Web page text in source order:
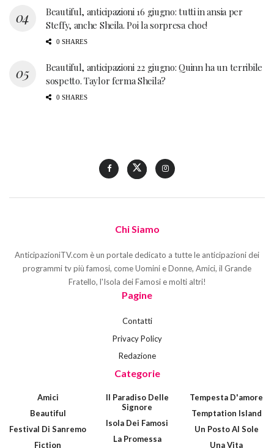
Beautiful, anticipazioni 16 giugno: tutti in ansia per
Steffy, anche Sheila. Poi la sorpresa choc!
0 SHARES
Beautiful, anticipazioni 22 giugno: Quinn ha un terribile
sospetto. Taylor ferma Sheila?
0 SHARES
Chi Siamo
AnticipazioniTV.com è un portale dedicato a tutte le anticipazioni dei
programmi tv più famosi, come Uomini e Donne, Amici, il Grande
Fratello, l'Isola dei Famosi e molti altri!
Pagine
Contatti
Privacy Policy
Redazione
Categorie
Amici
Beautiful
Festival Di Sanremo
Fiction
Il Paradiso Delle
Signore
Isola Dei Famosi
La Promessa
Tempesta D'amore
Temptation Island
Un Posto Al Sole
Una Vita